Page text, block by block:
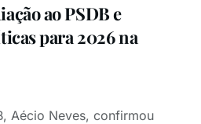
ao PSDB e
para 2026 na
Aécio Neves, confirmou